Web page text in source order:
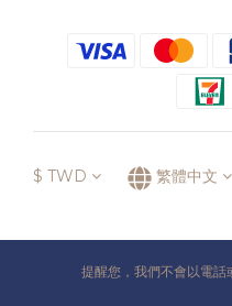
$ TWD 繁體中文
提醒您，我們不會以電話